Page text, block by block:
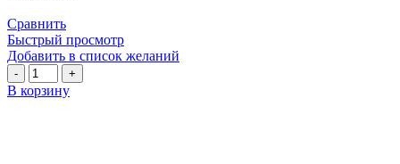
Сравнить
Быстрый просмотр
Добавить в список желаний
Количество
товара
Арахис
В корзину